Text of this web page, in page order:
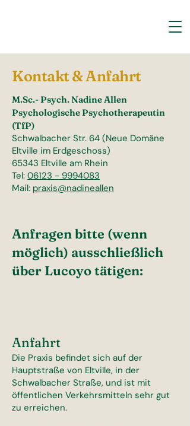
Kontakt & Anfahrt
M.Sc.- Psych. Nadine Allen
Psychologische Psychotherapeutin
(TfP)
Schwalbacher Str. 64 (Neue Domäne
Eltville im Erdgeschoss)
65343 Eltville am Rhein
Tel: 06123 - 9994083
Mail: praxis@nadineallen
Anfragen bitte (wenn
möglich) ausschließlich
über Lucoyo tätigen: ​​
Anfahrt
Die Praxis befindet sich auf der
Hauptstraße von Eltville, in der
Schwalbacher Straße, und ist mit
öffentlichen Verkehrsmitteln sehr gut
zu erreichen.